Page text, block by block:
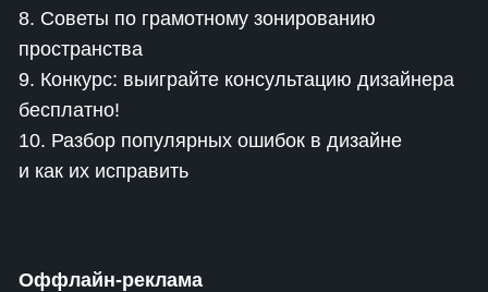
8. Советы по грамотному зонированию
пространства
9. Конкурс: выиграйте консультацию дизайнера
бесплатно!
10. Разбор популярных ошибок в дизайне
и как их исправить
Оффлайн-реклама